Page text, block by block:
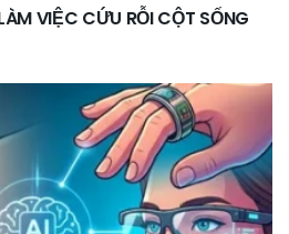
VIỆC CỨU RỖI CỘT SỐNG